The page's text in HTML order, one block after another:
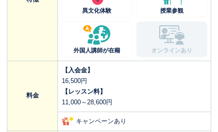
異文化体験 授業参観
外国人講師が在籍 オンラインあり
料金
【入会金】
16,500円
【レッスン料】
11,000～28,600円
キャンペーンあり